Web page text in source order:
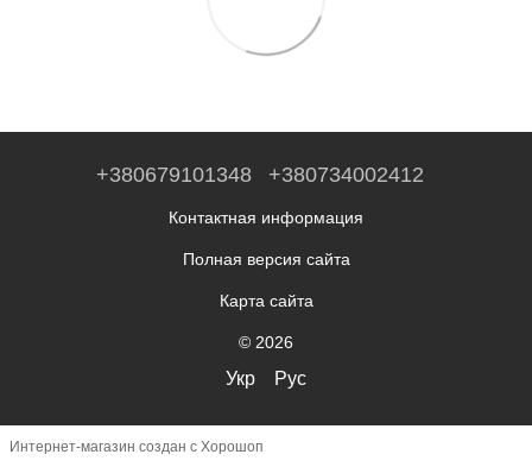
+380679101348 +380734002412
Контактная информация
Полная версия сайта
Карта сайта
© 2026
Укр Рус
Интернет-магазин создан с Хорошоп